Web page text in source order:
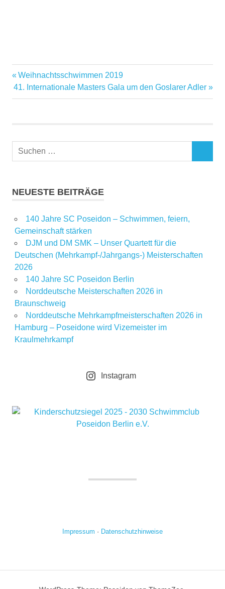
Weihnachtsschwimmen 2019
41. Internationale Masters Gala um den Goslarer Adler
NEUESTE BEITRÄGE
140 Jahre SC Poseidon – Schwimmen, feiern,
Gemeinschaft stärken
DJM und DM SMK – Unser Quartett für die
Deutschen (Mehrkampf-/Jahrgangs-) Meisterschaften
2026
140 Jahre SC Poseidon Berlin
Norddeutsche Meisterschaften 2026 in
Braunschweig
Norddeutsche Mehrkampfmeisterschaften 2026 in
Hamburg – Poseidone wird Vizemeister im
Kraulmehrkampf
Instagram
Impressum · Datenschutzhinweise